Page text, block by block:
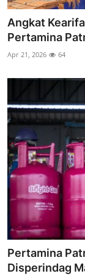
Angkat
Pertamina
Apr 21, 2026 64
Pertamina
Disperindag